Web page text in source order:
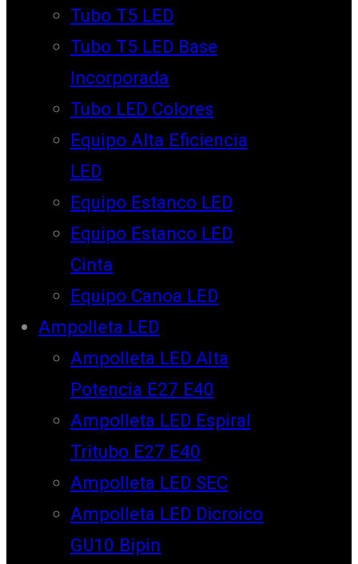
Tubo T5 LED
Tubo T5 LED Base
Incorporada
Tubo LED Colores
Equipo Alta Eficiencia
LED
Equipo Estanco LED
Equipo Estanco LED
Cinta
Equipo Canoa LED
Ampolleta LED
Ampolleta LED Alta
Potencia E27 E40
Ampolleta LED Espiral
Tritubo E27 E40
Ampolleta LED SEC
Ampolleta LED Dicroico
GU10 Bipin